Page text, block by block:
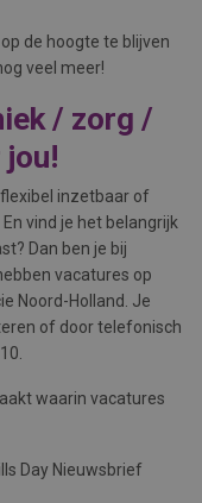
de hoogte te blijven
veel meer!
/ zorg /
inzetbaar of
vind je het belangrijk
Dan ben je bij
vacatures op
Noord-Holland. Je
of door telefonisch
waarin vacatures
Day Nieuwsbrief